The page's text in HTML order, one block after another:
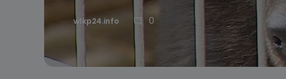
wlkp24.info 0